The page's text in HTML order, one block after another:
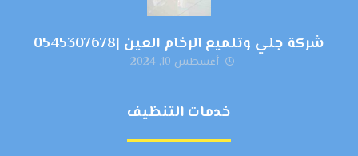
شركة جلي وتلميع الرخام العين |0545307678
أغسطس 10, 2024
خدمات التنظيف